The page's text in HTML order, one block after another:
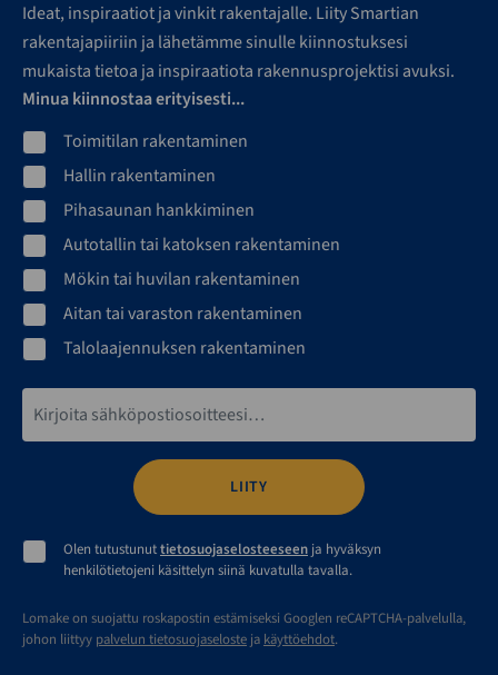
Ideat, inspiraatiot ja vinkit rakentajalle. Liity Smartian
rakentajapiiriin ja lähetämme sinulle kiinnostuksesi
mukaista tietoa ja inspiraatiota rakennusprojektisi avuksi.
Minua kiinnostaa erityisesti...
Toimitilan rakentaminen
Hallin rakentaminen
Pihasaunan hankkiminen
Autotallin tai katoksen rakentaminen
Mökin tai huvilan rakentaminen
Aitan tai varaston rakentaminen
Talolaajennuksen rakentaminen
Olen tutustunuttietosuojaselosteeseen ja hyväksyn
henkilötietojeni käsittelyn siinä kuvatulla tavalla.
Lomake on suojattu roskapostin estämiseksi Googlen reCAPTCHA-palvelulla,
johon liittyy palvelun tietosuojaseloste ja käyttöehdot.